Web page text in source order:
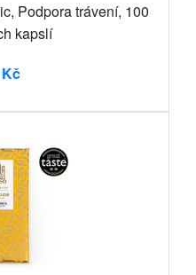
Podpora trávení, 100
kapslí